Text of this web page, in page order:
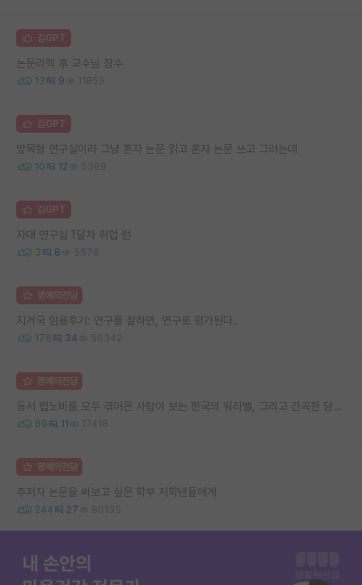
김GPT
논문리젝 후 교수님 잠수
13 9 11859
김GPT
방목형 연구실이라 그냥 혼자 논문 읽고 혼자 논문 쓰고 그러는데
10 12 5389
김GPT
자대 연구실 1달차 취업 런
3 8 5578
명예의전당
지거국 임용후기: 연구를 잘하면, 연구로 평가된다.
176 34 56342
명예의전당
동서 랩노비를 모두 겪어온 사람이 보는 한국의 워라밸, 그리고 간곡한 당부의 말씀
89 11 17418
명예의전당
주저자 논문을 써보고 싶은 학부 저학년들에게
244 27 80135